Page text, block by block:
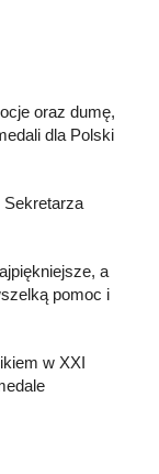
oraz dumę,
dla Polski
Sekretarza
a
pomoc i
w XXI